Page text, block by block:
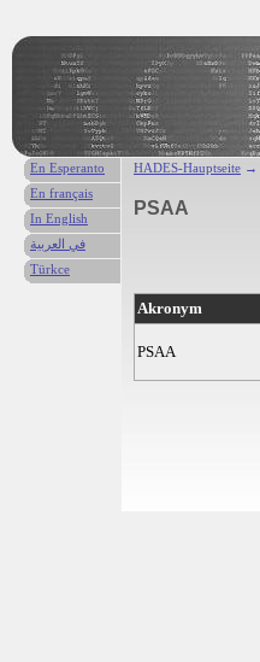
HADES-Hauptseite →
PSAA
Akronym
PSAA
En Esperanto
En français
In English
في العربية
Türkce